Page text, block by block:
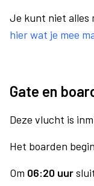
Je kunt niet alles
hier wat je mee
Gate en
Deze vlucht is
Het boarden
Om 06:20 uur